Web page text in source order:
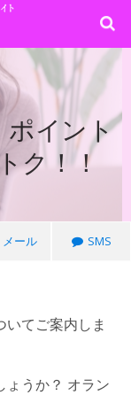
ポイント
ク！！
メール SMS
いてご案内しま
ょうか？ オラン